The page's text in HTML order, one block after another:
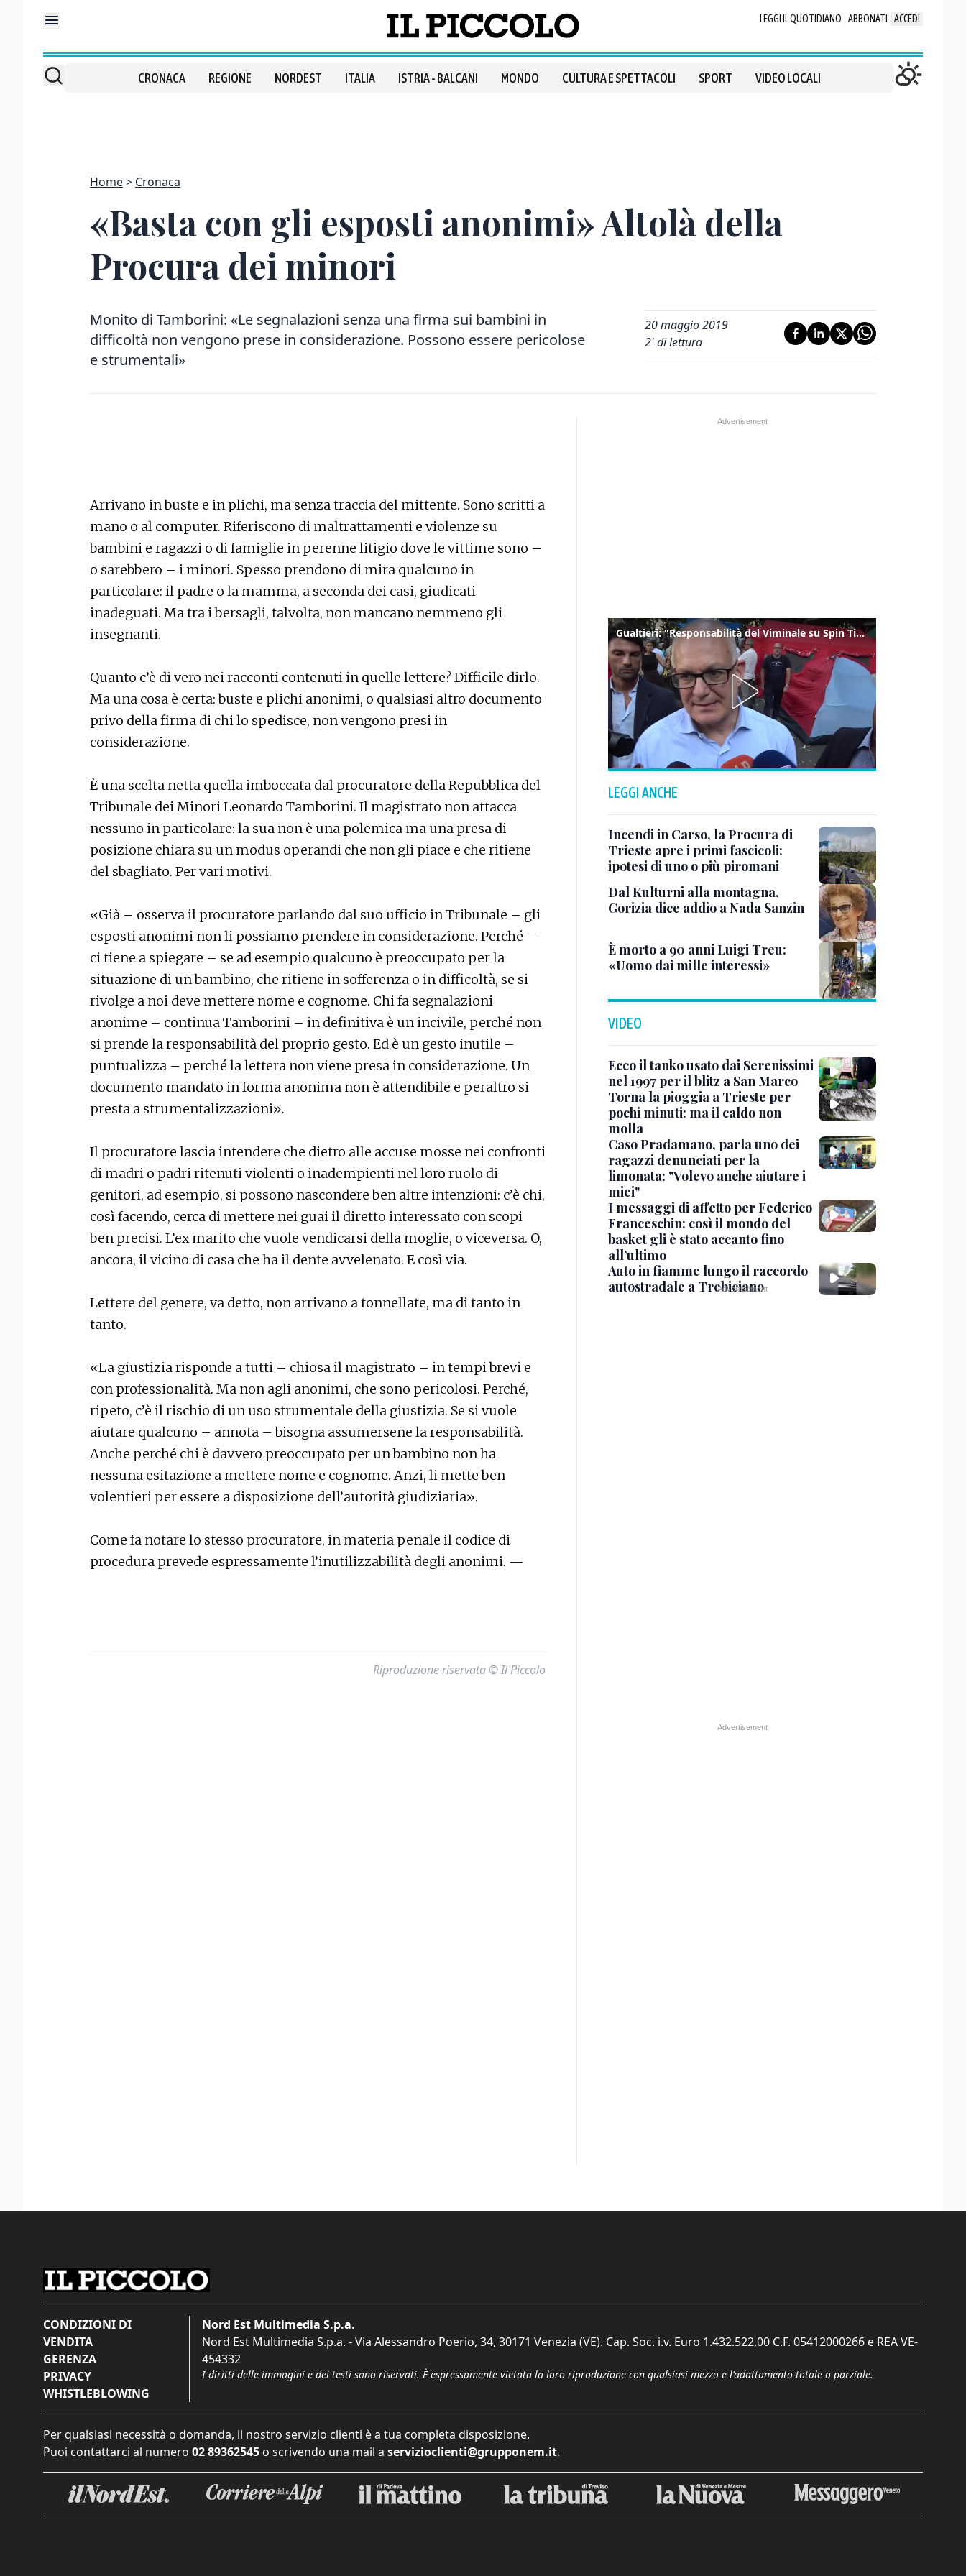
LEGGI IL QUOTIDIANO ABBONATI ACCEDI
CRONACA REGIONE NORDEST ITALIA ISTRIA - BALCANI MONDO CULTURA E SPETTACOLI SPORT VIDEO LOCALI
Home Cronaca
«Basta con gli esposti anonimi» Altolà della
Procura dei minori
Monito di Tamborini: «Le segnalazioni senza una firma sui bambini in
difficoltà non vengono prese in considerazione. Possono essere pericolose
e strumentali»
20 maggio 2019
2' di lettura
Arrivano in buste e in plichi, ma senza traccia del mittente. Sono scritti a
mano o al computer. Riferiscono di maltrattamenti e violenze su
bambini e ragazzi o di famiglie in perenne litigio dove le vittime sono –
o sarebbero – i minori. Spesso prendono di mira qualcuno in
particolare: il padre o la mamma, a seconda dei casi, giudicati
inadeguati. Ma tra i bersagli, talvolta, non mancano nemmeno gli
insegnanti.
Quanto c’è di vero nei racconti contenuti in quelle lettere? Difficile dirlo.
Ma una cosa è certa: buste e plichi anonimi, o qualsiasi altro documento
privo della firma di chi lo spedisce, non vengono presi in
considerazione.
È una scelta netta quella imboccata dal procuratore della Repubblica del
Tribunale dei Minori Leonardo Tamborini. Il magistrato non attacca
nessuno in particolare: la sua non è una polemica ma una presa di
posizione chiara su un modus operandi che non gli piace e che ritiene
del sbagliato. Per vari motivi.
«Già – osserva il procuratore parlando dal suo ufficio in Tribunale – gli
esposti anonimi non li possiamo prendere in considerazione. Perché –
ci tiene a spiegare – se ad esempio qualcuno è preoccupato per la
situazione di un bambino, che ritiene in sofferenza o in difficoltà, se si
rivolge a noi deve mettere nome e cognome. Chi fa segnalazioni
anonime – continua Tamborini – in definitiva è un incivile, perché non
si prende la responsabilità del proprio gesto. Ed è un gesto inutile –
puntualizza – perché la lettera non viene presa in considerazione. Un
documento mandato in forma anonima non è attendibile e peraltro si
presta a strumentalizzazioni».
Il procuratore lascia intendere che dietro alle accuse mosse nei confronti
di madri o padri ritenuti violenti o inadempienti nel loro ruolo di
genitori, ad esempio, si possono nascondere ben altre intenzioni: c’è chi,
così facendo, cerca di mettere nei guai il diretto interessato con scopi
ben precisi. L’ex marito che vuole vendicarsi della moglie, o viceversa. O,
ancora, il vicino di casa che ha il dente avvelenato. E così via.
Lettere del genere, va detto, non arrivano a tonnellate, ma di tanto in
tanto.
«La giustizia risponde a tutti – chiosa il magistrato – in tempi brevi e
con professionalità. Ma non agli anonimi, che sono pericolosi. Perché,
ripeto, c’è il rischio di un uso strumentale della giustizia. Se si vuole
aiutare qualcuno – annota – bisogna assumersene la responsabilità.
Anche perché chi è davvero preoccupato per un bambino non ha
nessuna esitazione a mettere nome e cognome. Anzi, li mette ben
volentieri per essere a disposizione dell’autorità giudiziaria».
Come fa notare lo stesso procuratore, in materia penale il codice di
procedura prevede espressamente l’inutilizzabilità degli anonimi. —
Riproduzione riservata © Il Piccolo
Gualtieri: "Responsabilità del Viminale su Spin Time? La posizione dei partiti è nota"
LEGGI ANCHE
Incendi in Carso, la Procura di
Trieste apre i primi fascicoli:
ipotesi di uno o più piromani
Dal Kulturni alla montagna,
Gorizia dice addio a Nada Sanzin
È morto a 90 anni Luigi Treu:
«Uomo dai mille interessi»
VIDEO
Ecco il tanko usato dai Serenissimi
nel 1997 per il blitz a San Marco
Torna la pioggia a Trieste per
pochi minuti: ma il caldo non
molla
Caso Pradamano, parla uno dei
ragazzi denunciati per la
limonata: "Volevo anche aiutare i
miei"
I messaggi di affetto per Federico
Franceschin: così il mondo del
basket gli è stato accanto fino
all’ultimo
Auto in fiamme lungo il raccordo
autostradale a Trebiciano
CONDIZIONI DI
VENDITA
GERENZA
PRIVACY
WHISTLEBLOWING
Nord Est Multimedia S.p.a.
Nord Est Multimedia S.p.a. - Via Alessandro Poerio, 34, 30171 Venezia (VE). Cap. Soc. i.v. Euro 1.432.522,00 C.F. 05412000266 e REA VE-
454332
I diritti delle immagini e dei testi sono riservati. È espressamente vietata la loro riproduzione con qualsiasi mezzo e l'adattamento totale o parziale.
Per qualsiasi necessità o domanda, il nostro servizio clienti è a tua completa disposizione.
Puoi contattarci al numero 02 89362545 o scrivendo una mail a servizioclienti@grupponem.it.